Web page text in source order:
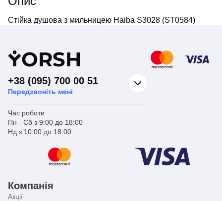
Стійка душова з мильницею Haiba S3028 (ST0584)
YORSH
+38 (095) 700 00 51
Передзвоніть мені
Час роботи
Пн - Сб з 9:00 до 18:00
Нд з 10:00 до 18:00
Компанія
Акції